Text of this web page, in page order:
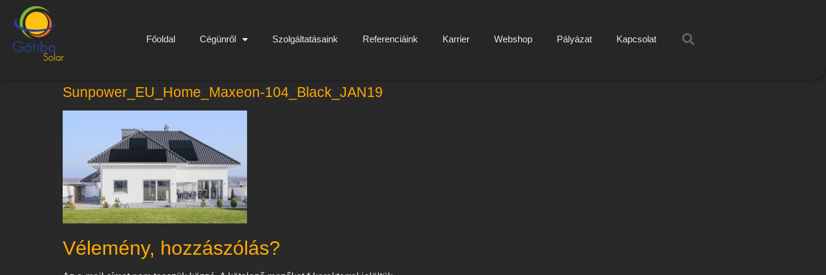
Főoldal Cégünről Szolgáltatásaink Referenciáink Karrier Webshop Pályázat Kapcsolat
Sunpower_EU_Home_Maxeon-104_Black_JAN19
Vélemény, hozzászólás?